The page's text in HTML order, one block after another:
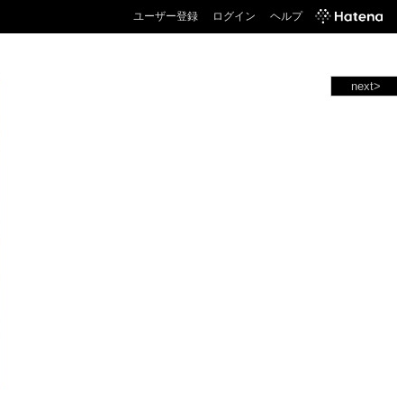
ユーザー登録 ログイン ヘルプ
next>